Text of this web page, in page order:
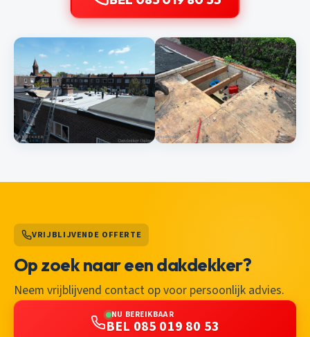
VRIJBLIJVENDE OFFERTE
Op zoek naar een dakdekker?
Neem vrijblijvend contact op voor persoonlijk advies.
NU BEREIKBAAR
BEL 085 019 80 53